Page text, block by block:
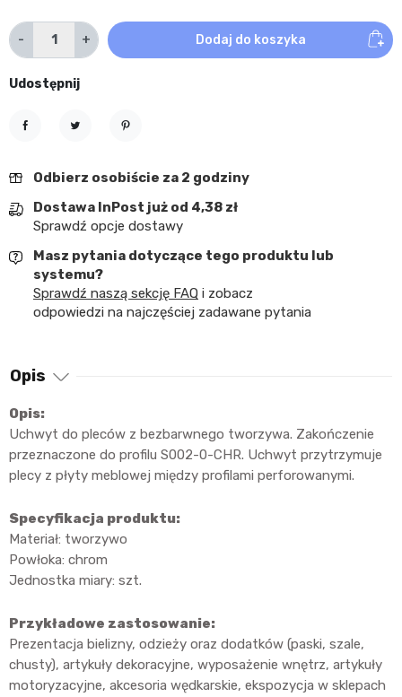
- + Dodaj do koszyka
Udostępnij
Odbierz osobiście za 2 godziny
Dostawa InPost już od 4,38 zł
Sprawdź opcje dostawy
Masz pytania dotyczące tego produktu lub
systemu?
Sprawdź naszą sekcję FAQ i zobacz
odpowiedzi na najczęściej zadawane pytania
Opis
Opis:
Uchwyt do pleców z bezbarwnego tworzywa. Zakończenie
przeznaczone do profilu S002-0-CHR. Uchwyt przytrzymuje
plecy z płyty meblowej między profilami perforowanymi.
Specyfikacja produktu:
Materiał: tworzywo
Powłoka: chrom
Jednostka miary: szt.
Przykładowe zastosowanie:
Prezentacja bielizny, odzieży oraz dodatków (paski, szale,
chusty), artykuły dekoracyjne, wyposażenie wnętrz, artykuły
motoryzacyjne, akcesoria wędkarskie, ekspozycja w sklepach